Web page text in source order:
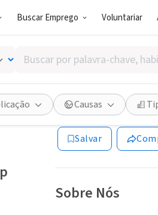
Buscar Emprego Voluntariar
Buscar
por
palavra-
chave,
habilidades
ou
interesses
Causas
Dawn
Reading, PA
Salvar
Sobre Nós